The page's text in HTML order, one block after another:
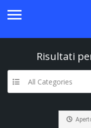
Risultati
All Categories